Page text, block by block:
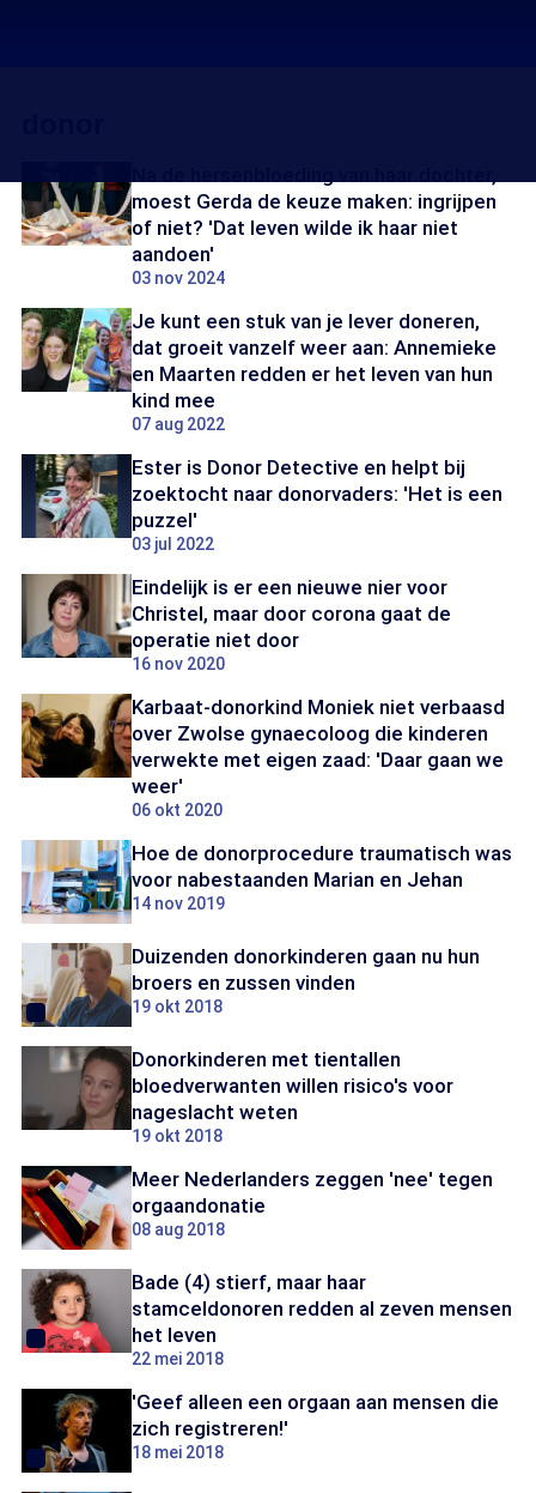
moest Gerda de keuze maken: ingrijpen
of niet? 'Dat leven wilde ik haar niet
aandoen'
03 nov 2024
Je kunt een stuk van je lever doneren,
dat groeit vanzelf weer aan: Annemieke
en Maarten redden er het leven van hun
kind mee
07 aug 2022
Ester is Donor Detective en helpt bij
zoektocht naar donorvaders: 'Het is een
puzzel'
03 jul 2022
Eindelijk is er een nieuwe nier voor
Christel, maar door corona gaat de
operatie niet door
16 nov 2020
Karbaat-donorkind Moniek niet verbaasd
over Zwolse gynaecoloog die kinderen
verwekte met eigen zaad: 'Daar gaan we
weer'
06 okt 2020
Hoe de donorprocedure traumatisch was
voor nabestaanden Marian en Jehan
14 nov 2019
Duizenden donorkinderen gaan nu hun
broers en zussen vinden
19 okt 2018
Donorkinderen met tientallen
bloedverwanten willen risico's voor
nageslacht weten
19 okt 2018
Meer Nederlanders zeggen 'nee' tegen
orgaandonatie
08 aug 2018
Bade (4) stierf, maar haar
stamceldonoren redden al zeven mensen
het leven
22 mei 2018
'Geef alleen een orgaan aan mensen die
zich registreren!'
18 mei 2018